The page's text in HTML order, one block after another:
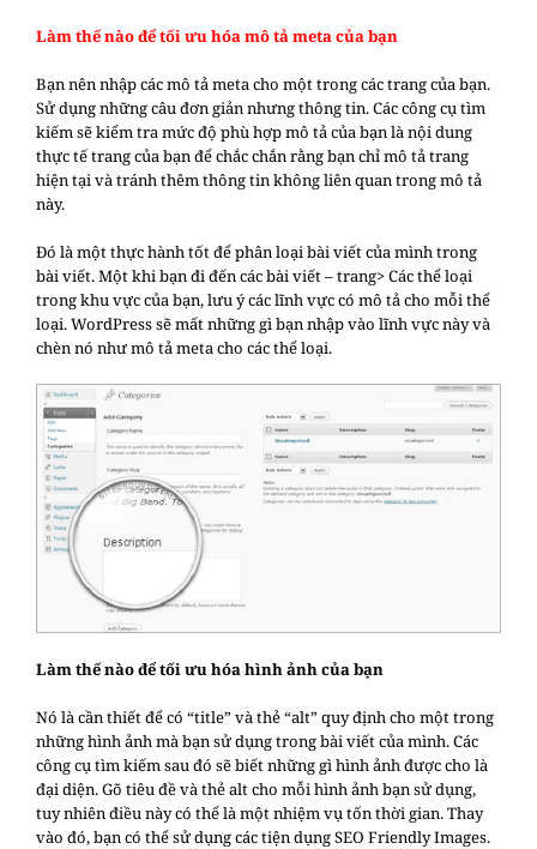
Làm thế nào để tối ưu hóa mô tả meta của bạn
Bạn nên nhập các mô tả meta cho một trong các trang của bạn.
Sử dụng những câu đơn giản nhưng thông tin. Các công cụ tìm
kiếm sẽ kiểm tra mức độ phù hợp mô tả của bạn là nội dung
thực tế trang của bạn để chắc chắn rằng bạn chỉ mô tả trang
hiện tại và tránh thêm thông tin không liên quan trong mô tả
này.
Đó là một thực hành tốt để phân loại bài viết của mình trong
bài viết. Một khi bạn đi đến các bài viết – trang> Các thể loại
trong khu vực của bạn, lưu ý các lĩnh vực có mô tả cho mỗi thể
loại. WordPress sẽ mất những gì bạn nhập vào lĩnh vực này và
chèn nó như mô tả meta cho các thể loại.
Làm thế nào để tối ưu hóa hình ảnh của bạn
Nó là cần thiết để có “title” và thẻ “alt” quy định cho một trong
những hình ảnh mà bạn sử dụng trong bài viết của mình. Các
công cụ tìm kiếm sau đó sẽ biết những gì hình ảnh được cho là
đại diện. Gõ tiêu đề và thẻ alt cho mỗi hình ảnh bạn sử dụng,
tuy nhiên điều này có thể là một nhiệm vụ tốn thời gian. Thay
vào đó, bạn có thể sử dụng các tiện dụng SEO Friendly Images.